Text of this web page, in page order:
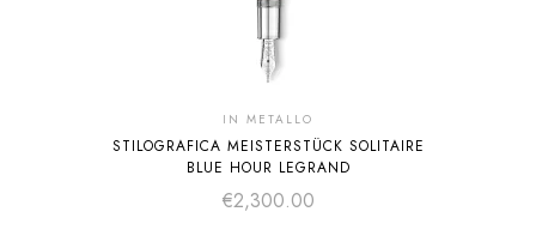
IN METALLO
STILOGRAFICA MEISTERSTÜCK SOLITAIRE
BLUE HOUR LEGRAND
€2,300.00